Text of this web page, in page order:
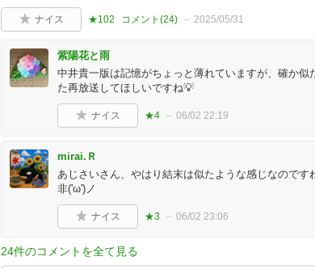
ナイス ★102 コメント(24) 2025/05/31
紫陽花と雨
中井貴一版は記憶がちょっと薄れていますが、確か似
た再放送してほしいですね💡
ナイス ★4 06/02 22:19
mirai.Ｒ
あじさいさん、やはり結末は似たような感じなので
非('ω')ノ
ナイス ★3 06/02 23:06
24件のコメントを全て見る